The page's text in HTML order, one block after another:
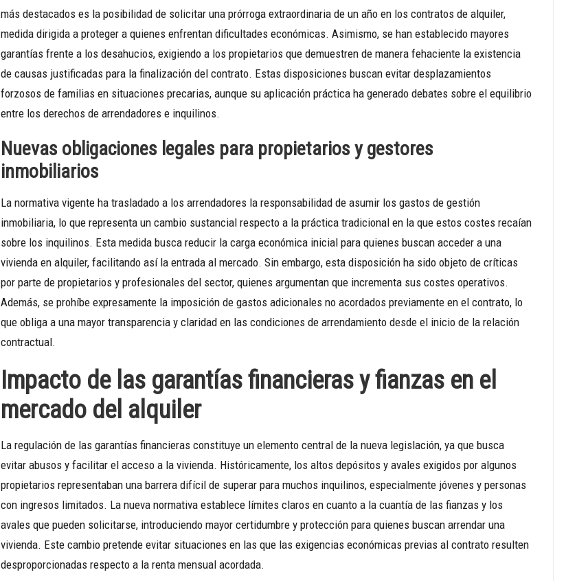
más destacados es la posibilidad de solicitar una prórroga extraordinaria de un año en los contratos de alquiler,
medida dirigida a proteger a quienes enfrentan dificultades económicas. Asimismo, se han establecido mayores
garantías frente a los desahucios, exigiendo a los propietarios que demuestren de manera fehaciente la existencia
de causas justificadas para la finalización del contrato. Estas disposiciones buscan evitar desplazamientos
forzosos de familias en situaciones precarias, aunque su aplicación práctica ha generado debates sobre el equilibrio
entre los derechos de arrendadores e inquilinos.
Nuevas obligaciones legales para propietarios y gestores
inmobiliarios
La normativa vigente ha trasladado a los arrendadores la responsabilidad de asumir los gastos de gestión
inmobiliaria, lo que representa un cambio sustancial respecto a la práctica tradicional en la que estos costes recaían
sobre los inquilinos. Esta medida busca reducir la carga económica inicial para quienes buscan acceder a una
vivienda en alquiler, facilitando así la entrada al mercado. Sin embargo, esta disposición ha sido objeto de críticas
por parte de propietarios y profesionales del sector, quienes argumentan que incrementa sus costes operativos.
Además, se prohíbe expresamente la imposición de gastos adicionales no acordados previamente en el contrato, lo
que obliga a una mayor transparencia y claridad en las condiciones de arrendamiento desde el inicio de la relación
contractual.
Impacto de las garantías financieras y fianzas en el
mercado del alquiler
La regulación de las garantías financieras constituye un elemento central de la nueva legislación, ya que busca
evitar abusos y facilitar el acceso a la vivienda. Históricamente, los altos depósitos y avales exigidos por algunos
propietarios representaban una barrera difícil de superar para muchos inquilinos, especialmente jóvenes y personas
con ingresos limitados. La nueva normativa establece límites claros en cuanto a la cuantía de las fianzas y los
avales que pueden solicitarse, introduciendo mayor certidumbre y protección para quienes buscan arrendar una
vivienda. Este cambio pretende evitar situaciones en las que las exigencias económicas previas al contrato resulten
desproporcionadas respecto a la renta mensual acordada.